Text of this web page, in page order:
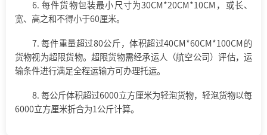
6. 每件货物包装最小尺寸为30CM *20CM *10CM ，或长、
宽、高之和不得小于60厘米。
7. 每件重量超过80公斤，体积超过40CM*60CM*100CM的
货物视为超限货物。超限货物需经承运人（航空公司）评估，运
输条件进行满足全程运输方可办理托运。
8. 每公斤体积超过6000立方厘米为轻泡货物，轻泡货物以每
6000立方厘米折合为1公斤计算。